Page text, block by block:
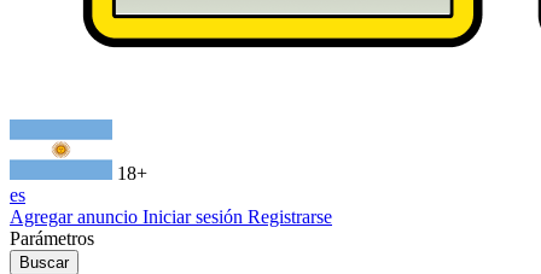
18+
es
Agregar anuncio Iniciar sesión Registrarse
Parámetros
Buscar